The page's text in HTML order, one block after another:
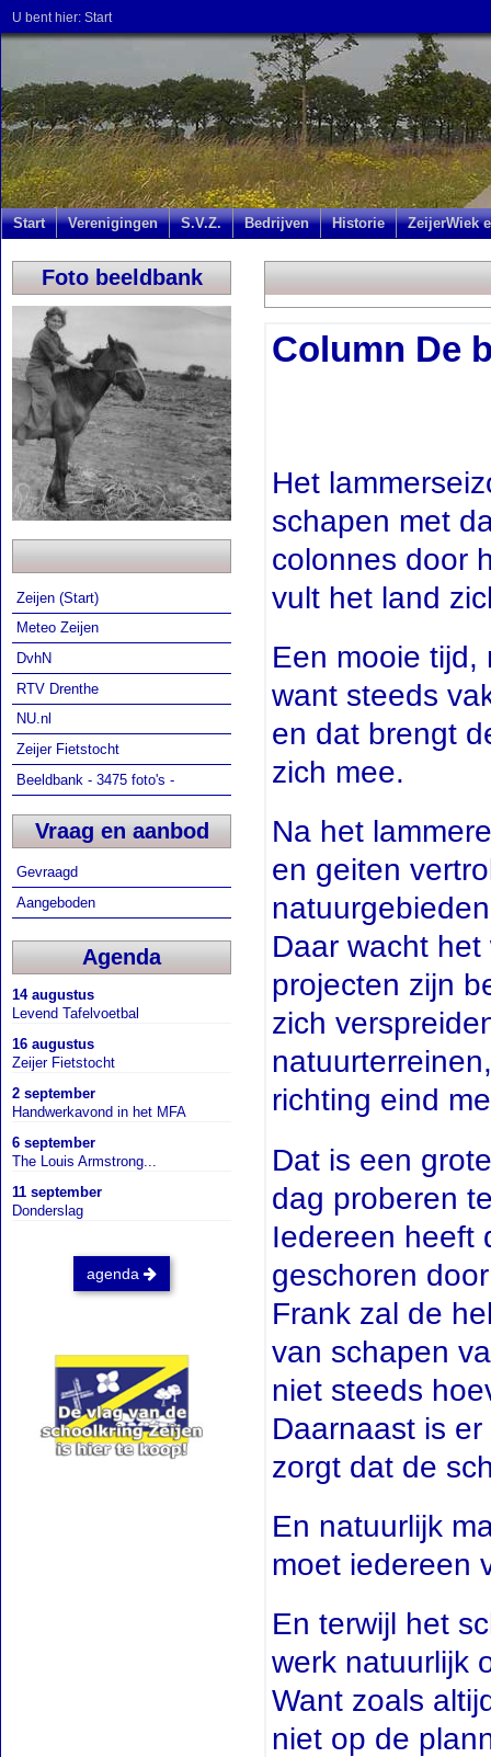
U bent hier: Start
Start Verenigingen S.V.Z. Bedrijven Historie ZeijerWiek
Foto beeldbank
Zeijen (Start)
Meteo Zeijen
DvhN
RTV Drenthe
NU.nl
Zeijer Fietstocht
Beeldbank - 3475 foto's -
Vraag en aanbod
Gevraagd
Aangeboden
Agenda
14 augustus
Levend Tafelvoetbal
16 augustus
Zeijer Fietstocht
2 september
Handwerkavond in het MFA
6 september
The Louis Armstrong...
11 september
Donderslag
agenda
Column De
Het
schapen met
colonnes door
vult het land
Een mooie tijd,
want steeds
en dat brengt
zich mee.
Na het
en geiten
Daar wacht
projecten zijn
zich
richting eind
Dat is een
dag proberen
Iedereen heeft
geschoren
Frank zal de
van schapen
niet steeds
Daarnaast is
zorgt dat de
En natuurlijk
moet iedereen
En terwijl het
werk natuurlijk
Want zoals
niet op de